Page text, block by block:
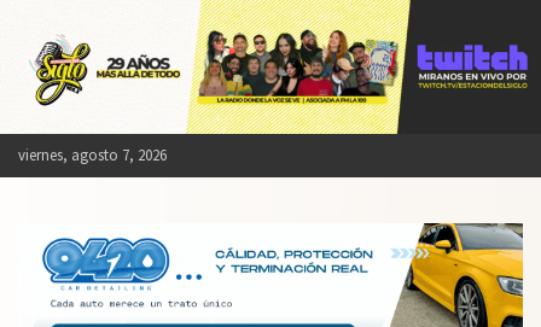
content
viernes, agosto 7, 2026